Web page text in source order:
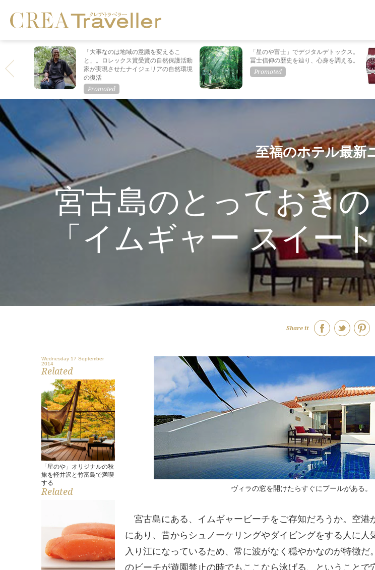
「大事なのは地域の意識を変えるこ
と」。ロレックス賞受賞の自然保護活動
家が実現させたナイジェリアの自然環境
の復活
「星のや富士」でデジタルデトックス。
冨士信仰の歴史を辿り、心身を調える。
至福のホテル最新
宮古島のとっておき
「イムギャー スイー
Share it
Wednesday 17 September
2014
Related
「星のや」オリジナルの秋
旅を軽井沢と竹富島で満喫
する
Related ヴィラの窓を開けたらすぐにプールがある。
宮古島にある、イムギャービーチをご存知だろうか。空港
にあり、昔からシュノーケリングやダイビングをする人に人
入り江になっているため、常に波がなく穏やかなのが特徴だ
のビーチが遊園禁止の時でもここなら泳げる、ということで